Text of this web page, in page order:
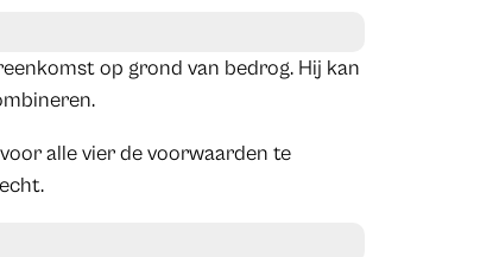
op grond van bedrog. Hij kan
alle vier de voorwaarden te